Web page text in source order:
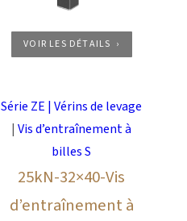
VOIR LES DÉTAILS
Série ZE | Vérins de levage
|Vis d’entraînement à
billes S
25kN-32×40-Vis
d’entraînement à